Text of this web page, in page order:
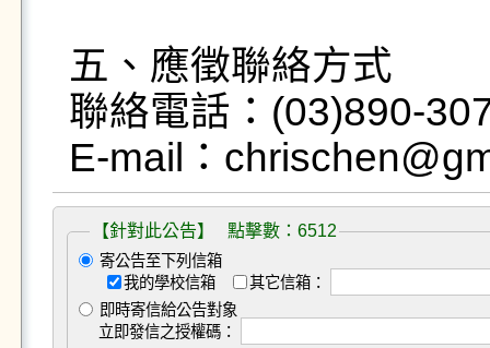
五、應徵聯絡方式
聯絡電話：(03)890-
E-mail：
【針對此公告】 點擊數：6512
寄公告至下列信箱
我的學校信箱
其它信箱：
即時寄信給公告對象
立即發信之授權碼：